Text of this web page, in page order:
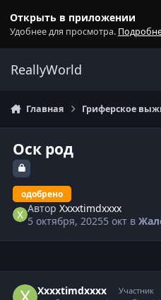
Открыть в приложении
Удобнее для просмотра.
ReallyWorld
Главная Гриферское
Оск род
одобрено
АвторXxxxtimdxxxx
5 октября, 20255 окт в
Xxxxtimdxxxx Участник